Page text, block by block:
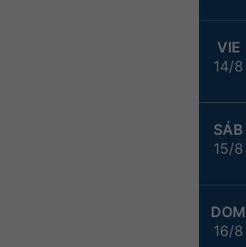
VIE
14/8
SÁB
15/8
DOM
16/8